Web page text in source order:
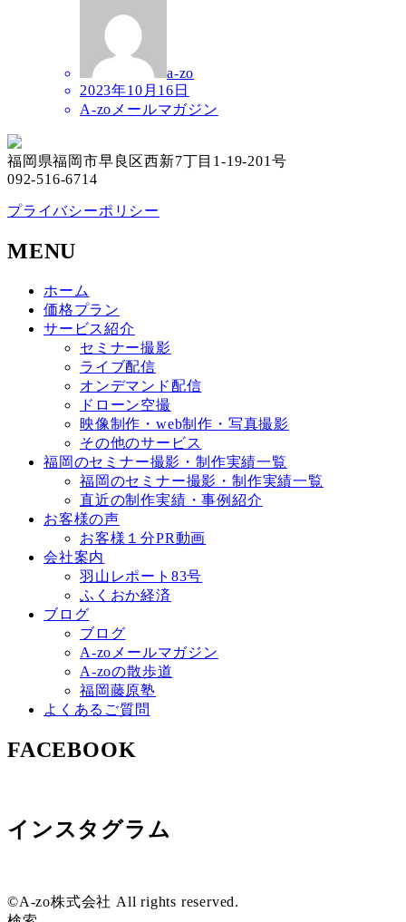
a-zo
2023年10月16日
A-zoメールマガジン
福岡県福岡市早良区西新7丁目1-19-201号
092-516-6714
プライバシーポリシー
MENU
ホーム
価格プラン
サービス紹介
セミナー撮影
ライブ配信
オンデマンド配信
ドローン空撮
映像制作・web制作・写真撮影
その他のサービス
福岡のセミナー撮影・制作実績一覧
福岡のセミナー撮影・制作実績一覧
直近の制作実績・事例紹介
お客様の声
お客様１分PR動画
会社案内
羽山レポート83号
ふくおか経済
ブログ
ブログ
A-zoメールマガジン
A-zoの散歩道
福岡藤原塾
よくあるご質問
FACEBOOK
インスタグラム
©A-zo株式会社 All rights reserved.